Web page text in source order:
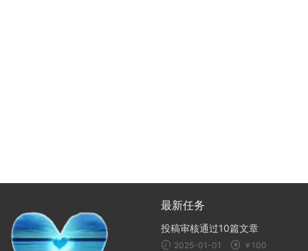
最新任务
投稿审核通过10篇文章
2025-01-01 ￥100